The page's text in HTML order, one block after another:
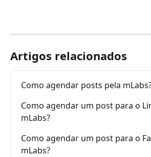
Artigos relacionados
Como agendar posts pela
Como agendar um post para o
mLabs?
Como agendar um post para o
mLabs?